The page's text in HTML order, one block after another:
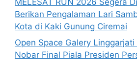
Berikan Pengalaman Lari
Kota di Kaki Gunung Ciremai
Open Space Galery Linggarjati
Nobar Final Piala Presiden